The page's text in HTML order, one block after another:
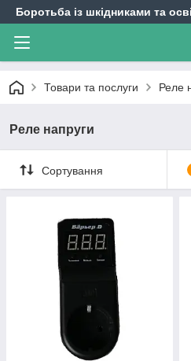
Боротьба із шкідниками та
Товари та послуги Реле
Реле напруги
Сортування